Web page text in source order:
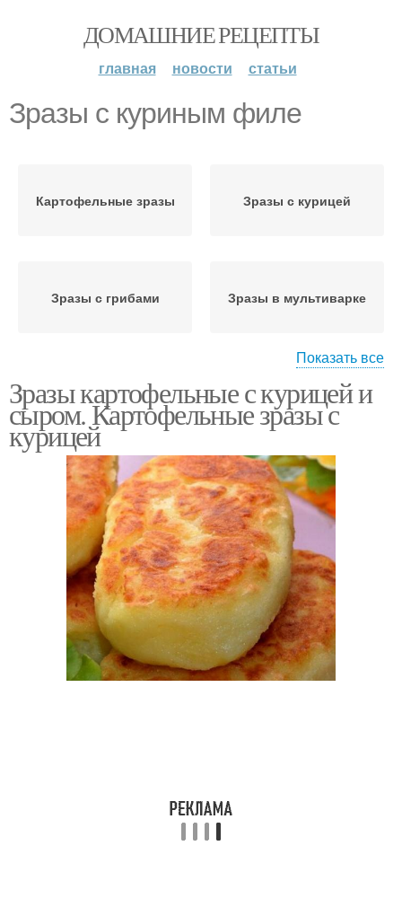
ДОМАШНИЕ РЕЦЕПТЫ
главная новости статьи
Зразы с куриным филе
Картофельные зразы Зразы с курицей
Зразы с грибами Зразы в мультиварке
Зразы с капустой Зразы с фаршем
Зразы с мясом
Зразы с куриной
грудкой
Зразы с куриным
фаршем
Сразы из куриного
филе
Зразы с сыром Зразы из молодой
Показать все
Зразы картофельные с курицей и
сыром. Картофельные зразы с
курицей